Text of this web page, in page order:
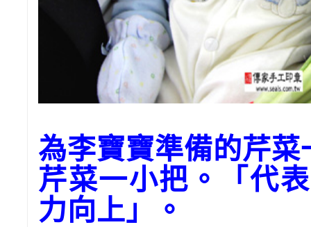
為李寶寶準備的芹菜
芹菜一小把。「代
力向上」。